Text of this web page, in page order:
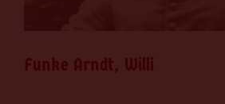
Funke Arndt, Willi